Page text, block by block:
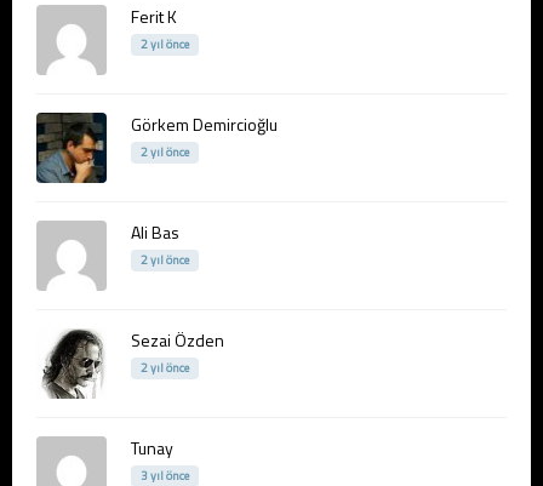
Ferit K
2 yıl önce
Görkem Demircioğlu
2 yıl önce
Ali Bas
2 yıl önce
Sezai Özden
2 yıl önce
Tunay
3 yıl önce